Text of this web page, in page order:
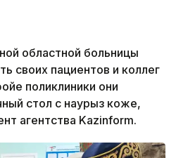
областной больницы
своих пациентов и коллег
поликлиники они
стол с наурыз коже,
агентства Kazinform.